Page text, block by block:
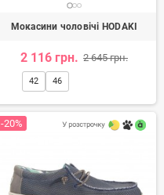
Мокасини чоловічі HODAKI
2 116 грн. 2 645 грн.
42 46
-20%